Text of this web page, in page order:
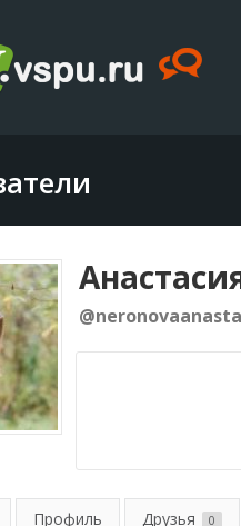
Профиль Друзья 0